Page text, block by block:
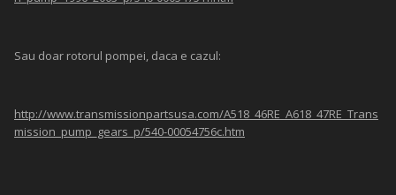
Sau doar rotorul pompei, daca e cazul:
http://www.transmissionpartsusa.com/A518_46RE_A618_47RE_Trans
mission_pump_gears_p/540-00054756c.htm